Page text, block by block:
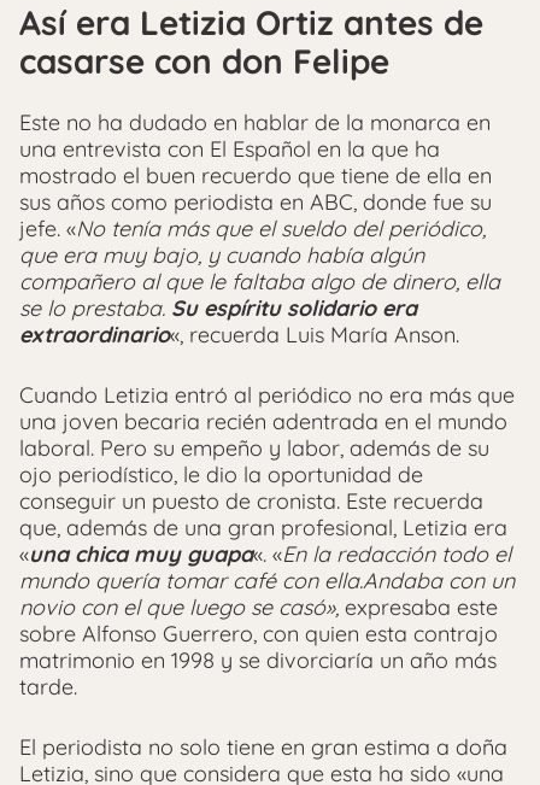
Así era Letizia Ortiz antes de
casarse con don Felipe
Este no ha dudado en hablar de la monarca en
una entrevista con El Español en la que ha
mostrado el buen recuerdo que tiene de ella en
sus años como periodista en ABC, donde fue su
jefe. «No tenía más que el sueldo del periódico,
que era muy bajo, y cuando había algún
compañero al que le faltaba algo de dinero, ella
se lo prestaba. Su espíritu solidario era
extraordinario«, recuerda Luis María Anson.
Cuando Letizia entró al periódico no era más que
una joven becaria recién adentrada en el mundo
laboral. Pero su empeño y labor, además de su
ojo periodístico, le dio la oportunidad de
conseguir un puesto de cronista. Este recuerda
que, además de una gran profesional, Letizia era
«una chica muy guapa«. «En la redacción todo el
mundo quería tomar café con ella.Andaba con un
novio con el que luego se casó», expresaba este
sobre Alfonso Guerrero, con quien esta contrajo
matrimonio en 1998 y se divorciaría un año más
tarde.
El periodista no solo tiene en gran estima a doña
Letizia, sino que considera que esta ha sido «una